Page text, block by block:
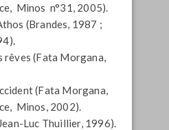
Minos n°31, 2005).
(Brandes, 1987 ;
rêves (Fata Morgana,
(Fata Morgana,
Minos, 2002).
Luc Thuillier, 1996).